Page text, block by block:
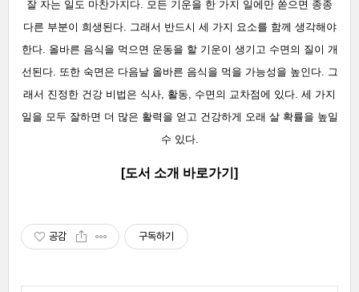
잘 자는 일도 마찬가지다. 모든 기운을 한 가지 일에만 쏟으면 종종
다른 부분이 희생된다. 그래서 반드시 세 가지 요소를 함께 생각해야
한다. 올바른 음식을 먹으면 운동을 할 기운이 생기고 수면의 질이 개
선된다. 또한 숙면은 다음날 올바른 음식을 먹을 가능성을 높인다. 그
래서 진정한 건강 비법은 식사, 활동, 수면의 교차점에 있다. 세 가지
일을 모두 잘하면 더 많은 활력을 얻고 건강하게 오래 살 확률을 높일
수 있다.
[도서 소개 바로가기 ]
공감 구독하기